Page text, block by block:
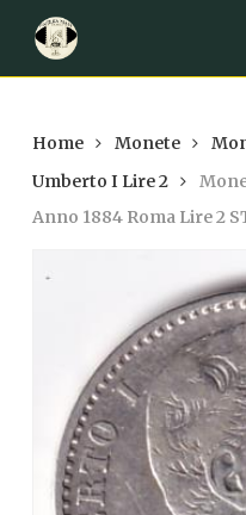
main
Home Monete
Umberto I Lire 2
Anno 1884 Roma Lire 2